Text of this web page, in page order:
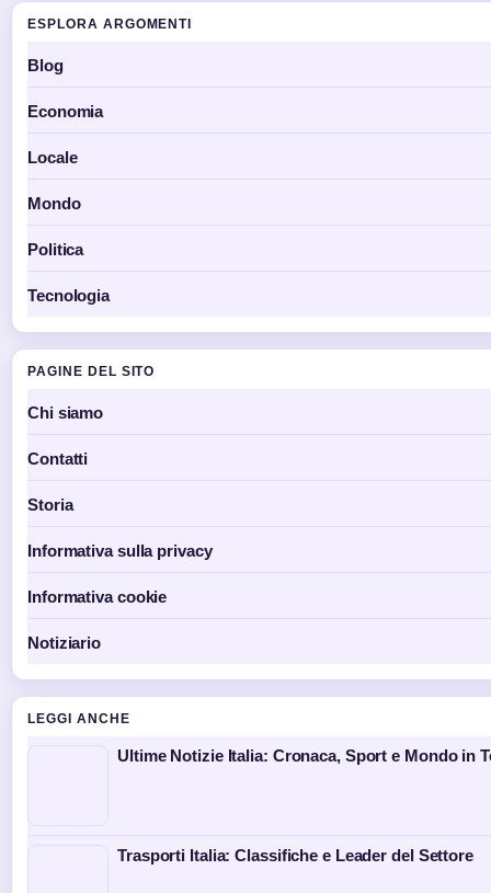
ESPLORA ARGOMENTI
Blog
Economia
Locale
Mondo
Politica
Tecnologia
PAGINE DEL SITO
Chi siamo
Contatti
Storia
Informativa sulla privacy
Informativa cookie
Notiziario
LEGGI ANCHE
Ultime Notizie Italia: Cronaca, Sport e Mondo in
Trasporti Italia: Classifiche e Leader del Settore